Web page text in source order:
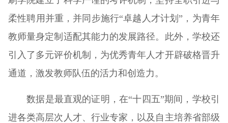
柔性聘用并重，并同步施行“卓越人才计划”，为青年
教师量身定制适配其能力的发展路径。此外，学校还
引入了多元评价机制，为优秀青年人才开辟破格晋升
通道，激发教师队伍的活力和创造力。
数据是最直观的证明，在“十四五”期间，学校引
进各类高层次人才、行业专家，以及自主培养省部级